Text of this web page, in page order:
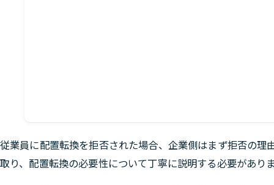
従業員に配置転換を拒否された場合、企業側はまず拒否の理
取り、配置転換の必要性について丁寧に説明する必要があり